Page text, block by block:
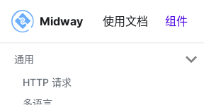
Midway 使用文档 组件
Midway
通用
HTTP 请求